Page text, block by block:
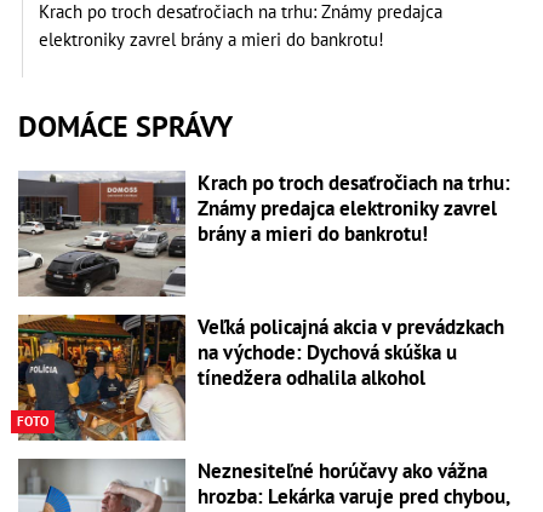
Krach po troch desaťročiach na trhu: Známy predajca
elektroniky zavrel brány a mieri do bankrotu!
DOMÁCE SPRÁVY
Krach po troch desaťročiach na trhu:
Známy predajca elektroniky zavrel
brány a mieri do bankrotu!
FOTO
Veľká policajná akcia v prevádzkach
na východe: Dychová skúška u
tínedžera odhalila alkohol
Neznesiteľné horúčavy ako vážna
hrozba: Lekárka varuje pred chybou,